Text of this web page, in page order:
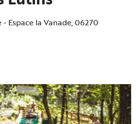
Espace la Vanade, 06270
aux favoris